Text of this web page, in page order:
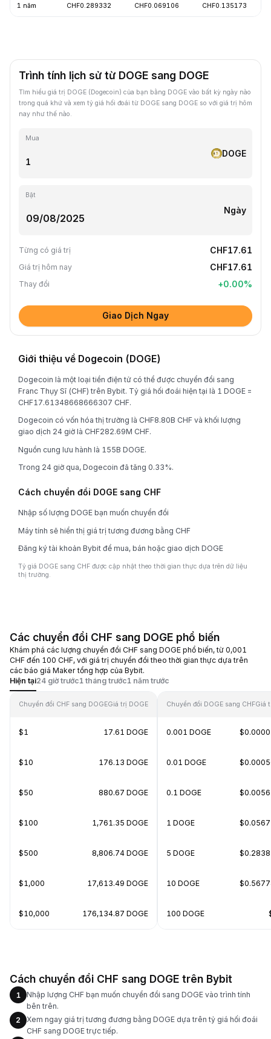
1 năm CHF0.289332 CHF0.069106 CHF0.135173
Trình tính lịch sử từ DOGE sang DOGE
Tìm hiểu giá trị DOGE (Dogecoin) của bạn bằng DOGE vào bất kỳ ngày nào
trong quá khứ và xem tỷ giá hối đoái từ DOGE sang DOGE so với giá trị hôm
nay như thế nào.
Mua
DOGE
Bật
Ngày
Từng có giá trị CHF17.61
Giá trị hôm nay CHF17.61
Thay đổi +0.00%
Giao Dịch Ngay
Giới thiệu về Dogecoin (DOGE)
Dogecoin là một loại tiền điện tử có thể được chuyển đổi sang
Franc Thụy Sĩ (CHF) trên Bybit. Tỷ giá hối đoái hiện tại là 1 DOGE =
CHF17.61348668666307 CHF.
Dogecoin có vốn hóa thị trường là CHF8.80B CHF và khối lượng
giao dịch 24 giờ là CHF282.69M CHF.
Nguồn cung lưu hành là 155B DOGE.
Trong 24 giờ qua, Dogecoin đã tăng 0.33%.
Cách chuyển đổi DOGE sang CHF
Nhập số lượng DOGE bạn muốn chuyển đổi
Máy tính sẽ hiển thị giá trị tương đương bằng CHF
Đăng ký tài khoản Bybit để mua, bán hoặc giao dịch DOGE
Tỷ giá DOGE sang CHF được cập nhật theo thời gian thực dựa trên dữ liệu
thị trường.
Các chuyển đổi CHF sang DOGE phổ biến
Khám phá các lượng chuyển đổi CHF sang DOGE phổ biến, từ 0,001
CHF đến 100 CHF, với giá trị chuyển đổi theo thời gian thực dựa trên
các báo giá Maker tổng hợp của Bybit.
Hiện tại24 giờ trước1 tháng trước1 năm trước
Chuyển đổi CHF sang DOGEGiá trị DOGE
$1 17.61 DOGE
$10 176.13 DOGE
$50 880.67 DOGE
$100 1,761.35 DOGE
$500 8,806.74 DOGE
$1,000 17,613.49 DOGE
$10,000 176,134.87 DOGE
Chuyển đổi DOGE sang CHFGiá
0.001 DOGE
0.01 DOGE
0.1 DOGE
1 DOGE
5 DOGE
10 DOGE
100 DOGE
Cách chuyển đổi CHF sang DOGE trên Bybit
1
Nhập lượng CHF bạn muốn chuyển đổi sang DOGE vào trình tính
bên trên.
2
Xem ngay giá trị tương đương bằng DOGE dựa trên tỷ giá hối đoái
CHF sang DOGE trực tiếp.